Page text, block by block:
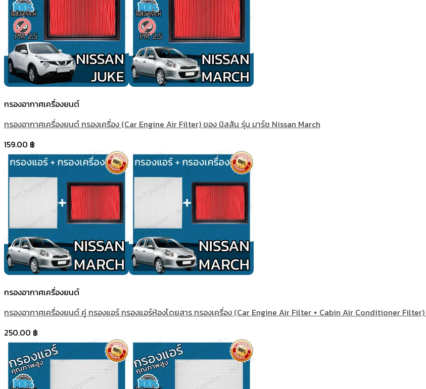
กรองอากาศเครื่องยนต์
กรองอากาศเครื่องยนต์ กรองเครื่อง (Car Engine Air Filter) ของ นิสสัน รุ่น มาร์ช Nissan March
159.00 ฿
กรองอากาศเครื่องยนต์
กรองอากาศเครื่องยนต์ คู่ กรองแอร์ กรองแอร์ห้องโดยสาร กรองเครื่อง (Car Engine Air Filter + Cabin Air Conditioner
250.00 ฿